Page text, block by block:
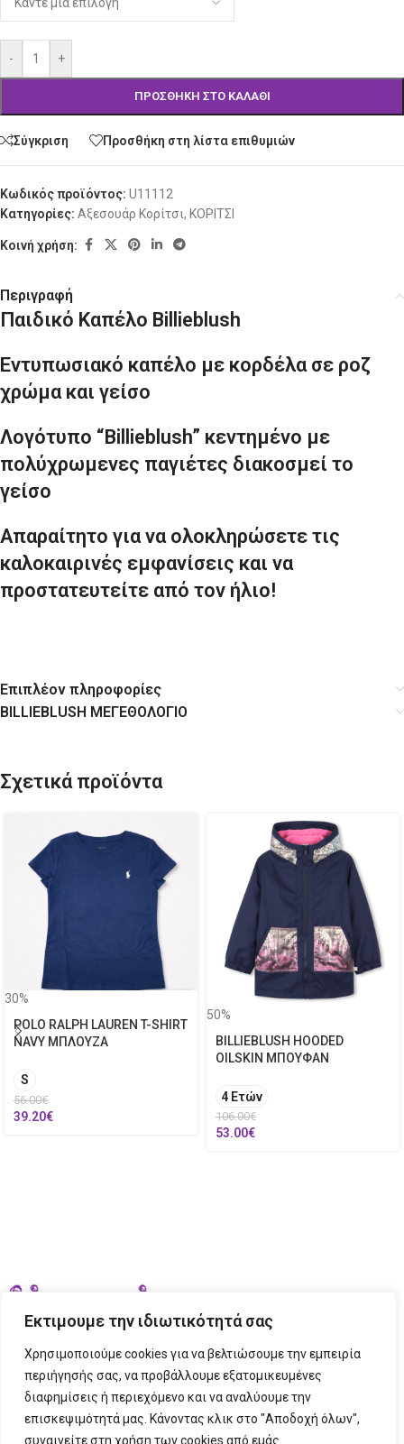
Εκτιμουμε την ιδιωτικότητά σας
Χρησιμοποιούμε cookies για να βελτιώσουμε την εμπειρία
περιήγησής σας, να προβάλλουμε εξατομικευμένες
διαφημίσεις ή περιεχόμενο και να αναλύουμε την
επισκεψιμότητά μας. Κάνοντας κλικ στο "Αποδοχή όλων",
συναινείτε στη χρήση των cookies από εμάς.
- +
ΠΡΟΣΘΉΚΗ ΣΤΟ ΚΑΛΆΘΙ
Σύγκριση Προσθήκη στη λίστα επιθυμιών
Κωδικός προϊόντος: U11112
Κατηγορίες: Αξεσουάρ Κορίτσι, ΚΟΡΙΤΣΙ
Κοινή χρήση:
Περιγραφή
Παιδικό Καπέλο Billieblush
Εντυπωσιακό καπέλο με κορδέλα σε ροζ
χρώμα και γείσο
Λογότυπο “Billieblush” κεντημένο με
πολύχρωμενες παγιέτες διακοσμεί το
γείσο
Απαραίτητο για να ολοκληρώσετε τις
καλοκαιρινές εμφανίσεις και να
προστατευτείτε από τον ήλιο!
Επιπλέον πληροφορίες
BILLIEBLUSH ΜΕΓΕΘΟΛΟΓΙΟ
Σχετικά προϊόντα
30%
POLO RALPH LAUREN T-SHIRT
NAVY ΜΠΛΟΥΖΑ
S
56.00€
39.20€
50%
BILLIEBLUSH HOODED
OILSKIN ΜΠΟΥΦΑΝ
4 Ετών
106.00€
53.00€
ΣΤΟΙΧΕΙΑ ΕΠΙΚΟΙΝΩΝΙΑΣ